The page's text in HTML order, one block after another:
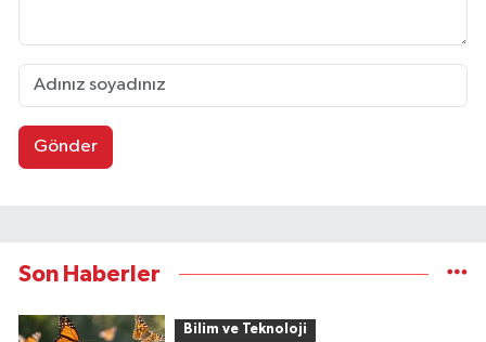
Gönder
Son Haberler
Bilim ve Teknoloji